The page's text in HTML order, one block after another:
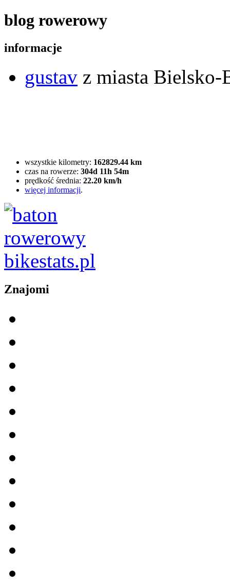
blog rowerowy
informacje
gustav z miasta Bielsko-
wszystkie kilometry: 162829.44 km
czas na rowerze: 304d 11h 54m
prędkość średnia: 22.20 km/h
więcej informacji.
Znajomi